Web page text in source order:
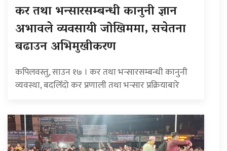
कर तथा भन्सारसम्बन्धी कानुनी ज्ञान
अभावले व्यवसायी जोखिममा, सचेतना
बढाउन अभिमुखीकरण
कपिलवस्तु, साउन १७ । कर तथा भन्सारसम्बन्धी कानुनी
व्यवस्था, बदलिँदो कर प्रणाली तथा भन्सार प्रक्रियाबारे